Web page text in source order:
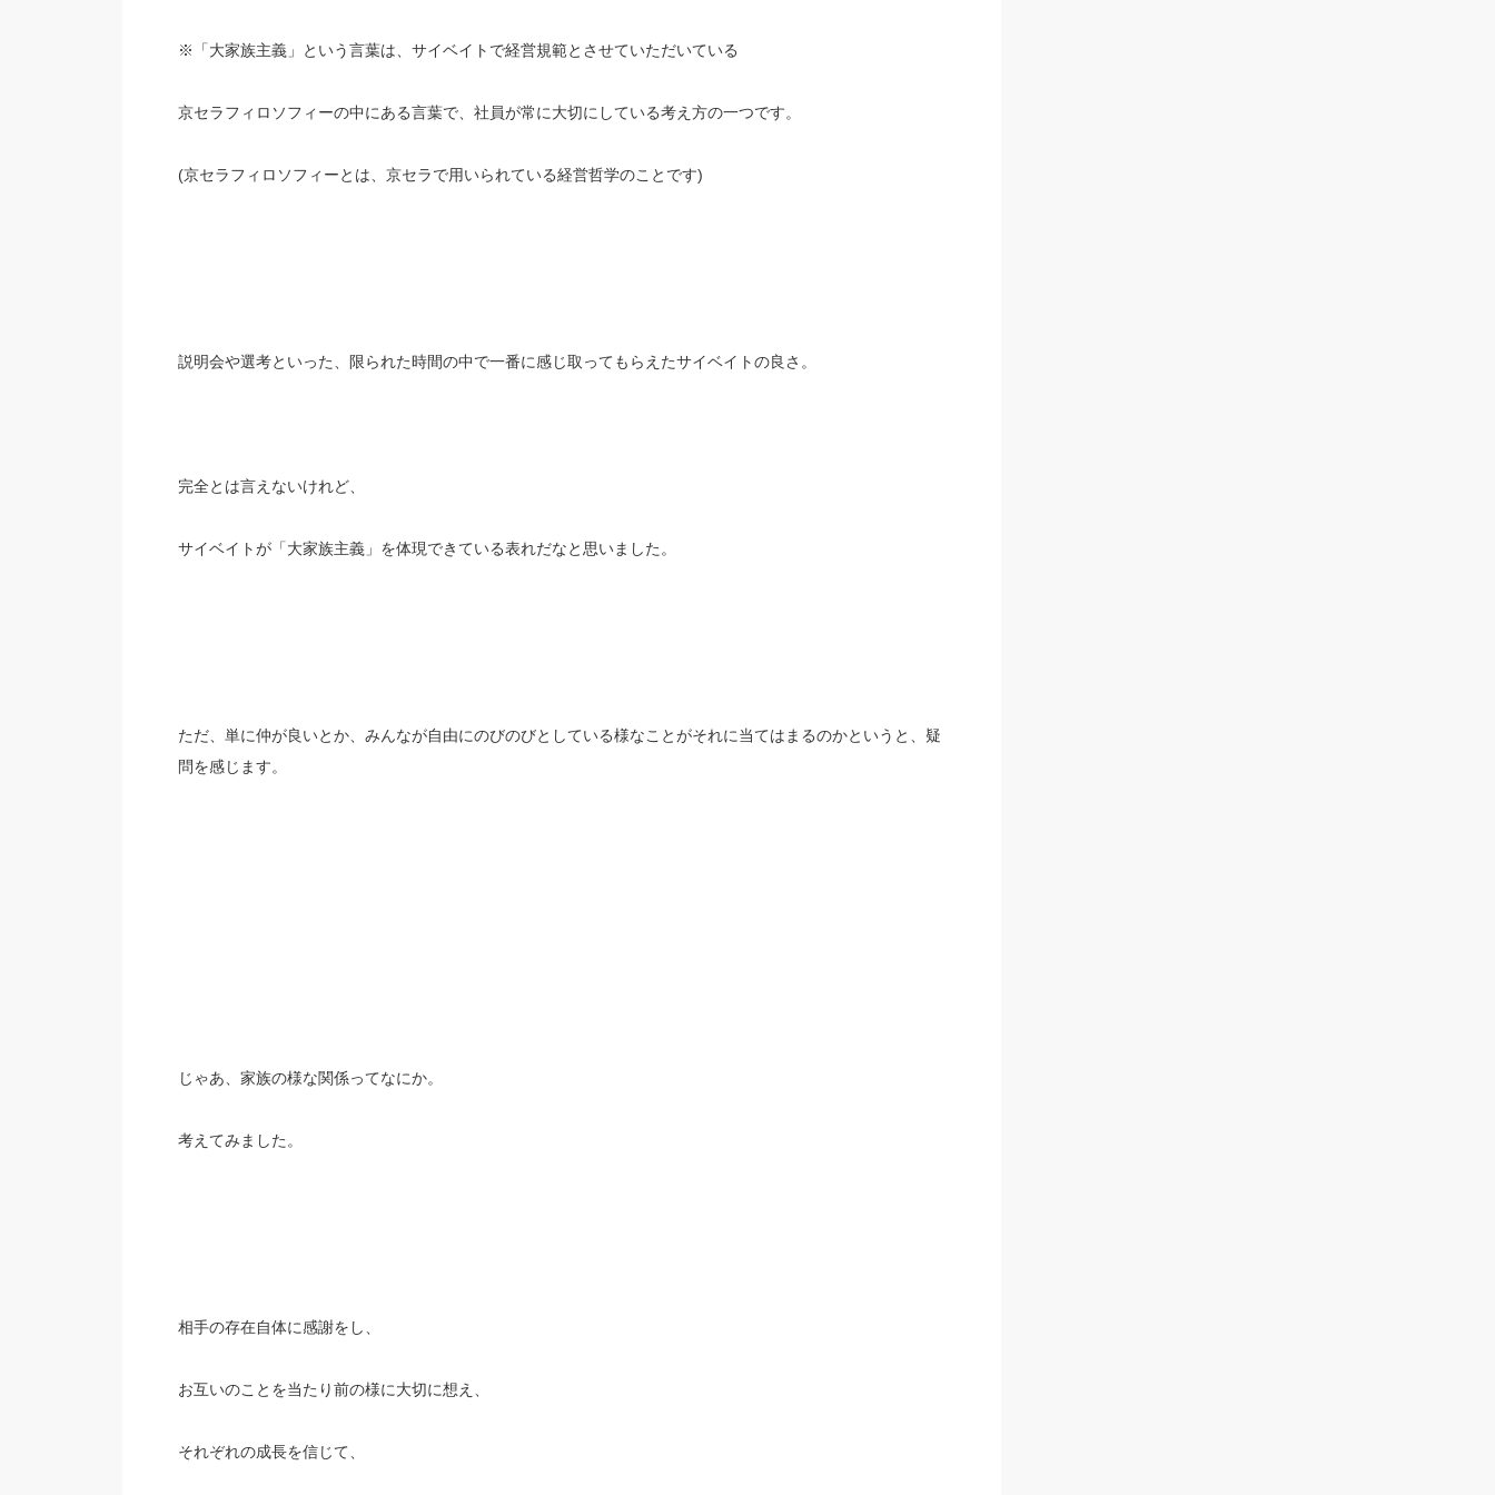
※「大家族主義」という言葉は、サイベイトで経営規範とさせていただいている
京セラフィロソフィーの中にある言葉で、社員が常に大切にしている考え方の一つです。
(京セラフィロソフィーとは、京セラで用いられている経営哲学のことです)
説明会や選考といった、限られた時間の中で一番に感じ取ってもらえたサイベイトの良さ。
完全とは言えないけれど、
サイベイトが「大家族主義」を体現できている表れだなと思いました。
ただ、単に仲が良いとか、みんなが自由にのびのびとしている様なことがそれに当てはまるのかというと、疑
問を感じます。
じゃあ、家族の様な関係ってなにか。
考えてみました。
相手の存在自体に感謝をし、
お互いのことを当たり前の様に大切に想え、
それぞれの成長を信じて、